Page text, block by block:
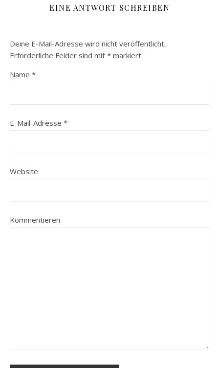
EINE ANTWORT SCHREIBEN
Deine E-Mail-Adresse wird nicht veröffentlicht.
Erforderliche Felder sind mit * markiert
Name *
E-Mail-Adresse *
Website
Kommentieren